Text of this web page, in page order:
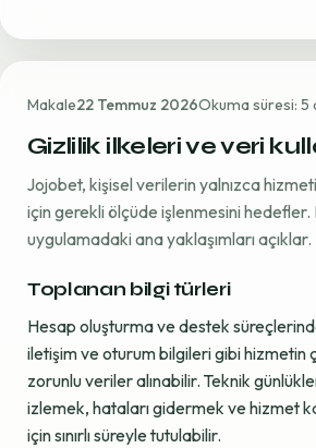
Makale22 Temmuz 2026Okuma süresi: 5
Gizlilik ilkeleri ve veri
Jojobet, kişisel verilerin yalnızca
için gerekli ölçüde işlenmesini hedefler.
uygulamadaki ana yaklaşımları açıklar.
Toplanan bilgi türleri
Hesap oluşturma ve destek
iletişim ve oturum bilgileri gibi hizmetin
zorunlu veriler alınabilir. Teknik
izlemek, hataları gidermek ve hizmet
için sınırlı süreyle tutulabilir.